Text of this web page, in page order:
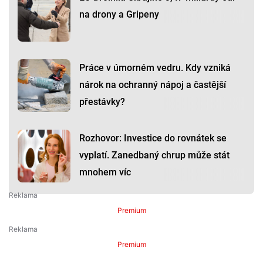
na drony a Gripeny
Práce v úmorném vedru. Kdy vzniká
nárok na ochranný nápoj a častější
přestávky?
Rozhovor: Investice do rovnátek se
vyplatí. Zanedbaný chrup může stát
mnohem víc
Premium
Premium